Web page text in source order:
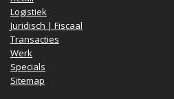
Logistiek
Juridisch | Fiscaal
Transacties
Werk
Specials
Sitemap